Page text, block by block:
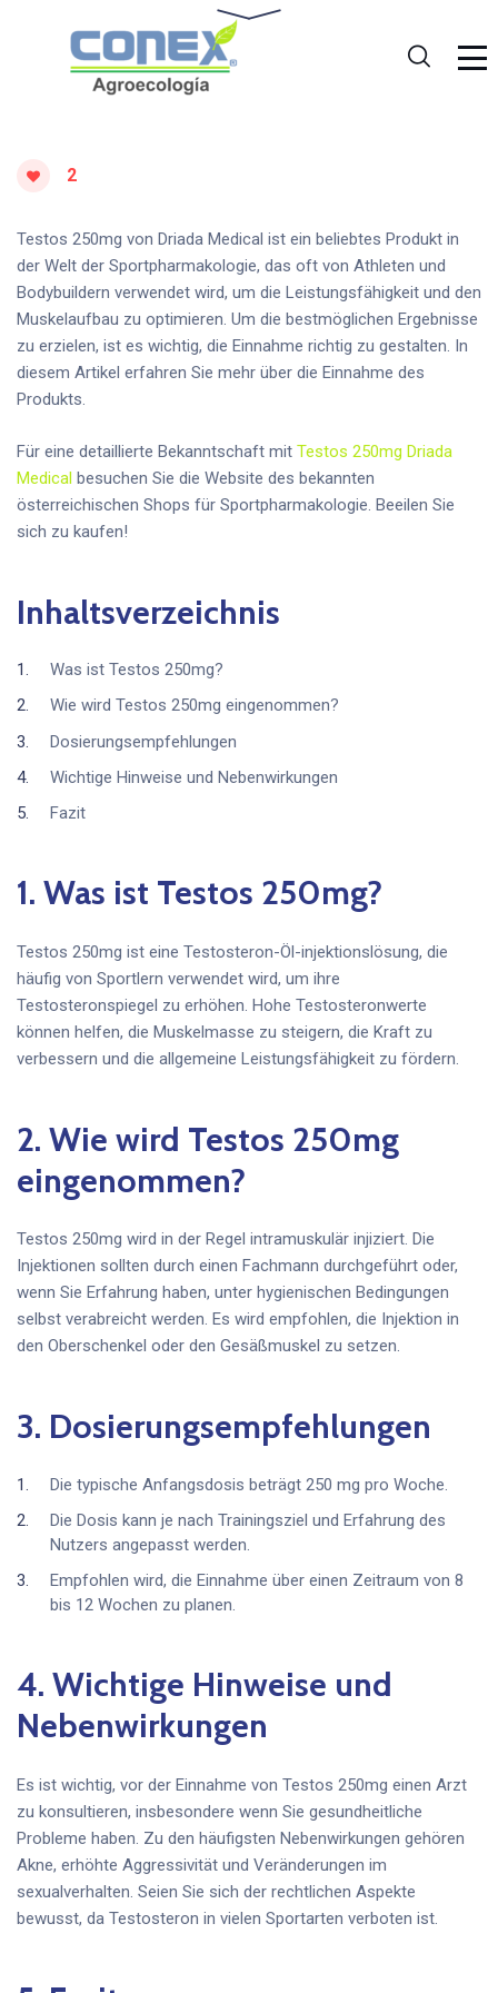
2
Testos 250mg von Driada Medical ist ein beliebtes Produkt in
der Welt der Sportpharmakologie, das oft von Athleten und
Bodybuildern verwendet wird, um die Leistungsfähigkeit und den
Muskelaufbau zu optimieren. Um die bestmöglichen Ergebnisse
zu erzielen, ist es wichtig, die Einnahme richtig zu gestalten. In
diesem Artikel erfahren Sie mehr über die Einnahme des
Produkts.
Für eine detaillierte Bekanntschaft mit Testos 250mg Driada
Medical besuchen Sie die Website des bekannten
österreichischen Shops für Sportpharmakologie. Beeilen Sie
sich zu kaufen!
Inhaltsverzeichnis
Was ist Testos 250mg?
Wie wird Testos 250mg eingenommen?
Dosierungsempfehlungen
Wichtige Hinweise und Nebenwirkungen
Fazit
1. Was ist Testos 250mg?
Testos 250mg ist eine Testosteron-Öl-injektionslösung, die
häufig von Sportlern verwendet wird, um ihre
Testosteronspiegel zu erhöhen. Hohe Testosteronwerte
können helfen, die Muskelmasse zu steigern, die Kraft zu
verbessern und die allgemeine Leistungsfähigkeit zu fördern.
2. Wie wird Testos 250mg
eingenommen?
Testos 250mg wird in der Regel intramuskulär injiziert. Die
Injektionen sollten durch einen Fachmann durchgeführt oder,
wenn Sie Erfahrung haben, unter hygienischen Bedingungen
selbst verabreicht werden. Es wird empfohlen, die Injektion in
den Oberschenkel oder den Gesäßmuskel zu setzen.
3. Dosierungsempfehlungen
Die typische Anfangsdosis beträgt 250 mg pro Woche.
Die Dosis kann je nach Trainingsziel und Erfahrung des
Nutzers angepasst werden.
Empfohlen wird, die Einnahme über einen Zeitraum von 8
bis 12 Wochen zu planen.
4. Wichtige Hinweise und
Nebenwirkungen
Es ist wichtig, vor der Einnahme von Testos 250mg einen Arzt
zu konsultieren, insbesondere wenn Sie gesundheitliche
Probleme haben. Zu den häufigsten Nebenwirkungen gehören
Akne, erhöhte Aggressivität und Veränderungen im
sexualverhalten. Seien Sie sich der rechtlichen Aspekte
bewusst, da Testosteron in vielen Sportarten verboten ist.